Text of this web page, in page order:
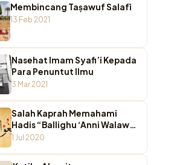
Membincang Taṣawuf Salafī
13 Feb 2021
Nasehat Imam Syafi’i Kepada
Para Penuntut Ilmu
3 Mar 2021
Salah Kaprah Memahami
Hadis “Ballighu ‘Anni Walaw
Ayah”
1 Jul 2020